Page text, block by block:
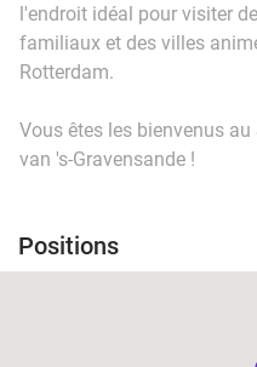
l'endroit idéal pour visiter
familiaux et des villes
Rotterdam.
Vous êtes les bienvenus
van 's-Gravensande !
Positions